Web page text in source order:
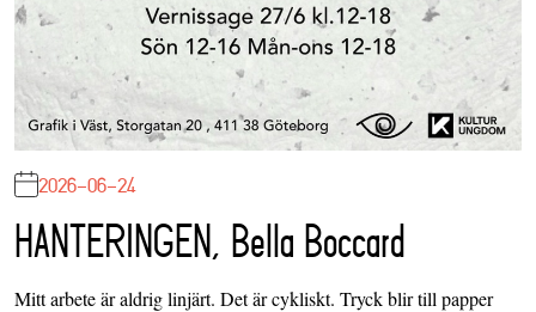
2026-06-24
HANTERINGEN, Bella Boccard
Mitt arbete är aldrig linjärt. Det är cykliskt. Tryck blir till papper